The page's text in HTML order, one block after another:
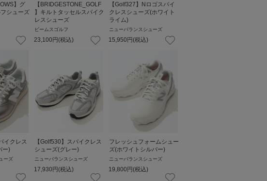
】グ
シューズ
【BRIDGESTONE_GOLF
】キルトタッセルスパイク
レスシューズ
ビームスゴルフ
23,100 円(税込)
【Golf327】Nロゴスパイ
クレスシューズ(ホワイト
ライム)
ニューバランスシューズ
15,950 円(税込)
イクレス
ー)
ーズ
【Golf530】スパイクレス
シューズ(グレー)
ニューバランスシューズ
17,930 円(税込)
フレッシュフォームシュー
ズ(ホワイトシルバー)
ニューバランスシューズ
19,800 円(税込)